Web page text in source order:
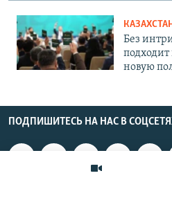
Без
новую
ПОДПИШИТЕСЬ НА НАС В